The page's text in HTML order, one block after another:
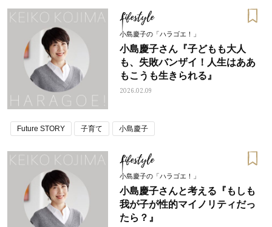
Lifestyle
小島慶子の「ハラゴエ！」
小島慶子さん『子どもも大人
も、失敗バンザイ！人生はああ
もこうも生きられる』
2026.02.09
Future STORY 子育て 小島慶子
Lifestyle
小島慶子の「ハラゴエ！」
小島慶子さんと考える『もしも
我が子が性的マイノリティだっ
たら？』